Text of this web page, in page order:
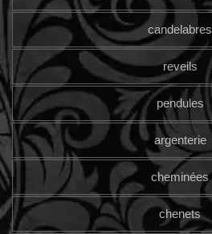
candelabres
reveils
pendules
argenterie
cheminées
chenets